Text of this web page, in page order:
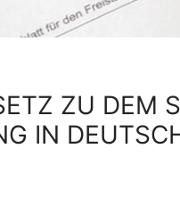
ZU DEM
IN